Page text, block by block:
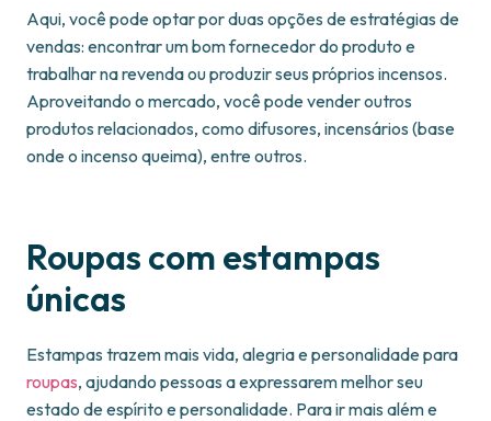
Aqui, você pode optar por duas opções de estratégias de
vendas: encontrar um bom fornecedor do produto e
trabalhar na revenda ou produzir seus próprios incensos.
Aproveitando o mercado, você pode vender outros
produtos relacionados, como difusores, incensários (base
onde o incenso queima), entre outros.
Roupas com estampas
únicas
Estampas trazem mais vida, alegria e personalidade para
roupas, ajudando pessoas a expressarem melhor seu
estado de espírito e personalidade. Para ir mais além e